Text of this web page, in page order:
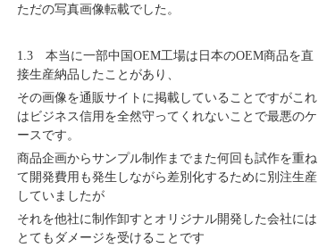
ただの写真画像転載でした。
1.3 本当に一部中国OEM工場は日本のOEM商品を直
接生産納品したことがあり、
その画像を通販サイトに掲載していることですがこれ
はビジネス信用を全然守ってくれないことで最悪のケ
ースです。
商品企画からサンプル制作までまた何回も試作を重ね
て開発費用も発生しながら差別化するために別注生産
していましたが
それを他社に制作卸すとオリジナル開発した会社には
とてもダメージを受けることです